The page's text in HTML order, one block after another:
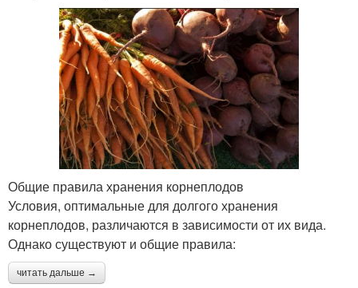
Общие правила хранения корнеплодов
Условия, оптимальные для долгого хранения
корнеплодов, различаются в зависимости от их вида.
Однако существуют и общие правила:
читать дальше →